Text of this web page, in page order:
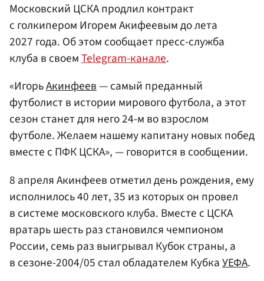
Московский ЦСКА продлил контракт
с голкипером Игорем Акифеевым до лета
2027 года. Об этом сообщает пресс-служба
клуба в своемTelegram-канале.
«ИгорьАкинфеев— самый преданный
футболист в истории мирового футбола, а этот
сезон станет для него 24-м во взрослом
футболе. Желаем нашему капитану новых побед
вместе с ПФК ЦСКА», — говорится в сообщении.
8 апреля Акинфеев отметил день рождения, ему
исполнилось 40 лет, 35 из которых он провел
в системе московского клуба. Вместе с ЦСКА
вратарь шесть раз становился чемпионом
России, семь раз выигрывал Кубок страны, а
в сезоне-2004/05 стал обладателем КубкаУЕФА.